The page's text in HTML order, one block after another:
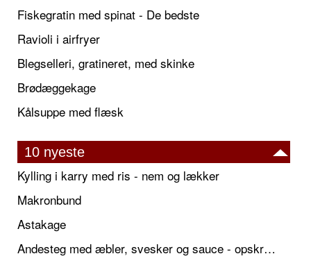
Fiskegratin med spinat - De bedste
Ravioli i airfryer
Blegselleri, gratineret, med skinke
Brødæggekage
Kålsuppe med flæsk
10 nyeste
Kylling i karry med ris - nem og lækker
Makronbund
Astakage
Andesteg med æbler, svesker og sauce - opskrift også til jul